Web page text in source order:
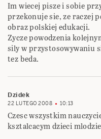
Im wiecej pisze i sobie
przekonuje sie, ze raczej
obraz polskiej edukacji.
Zycze powodzenia
sily w przystosowywaniu
tez beda.
Dzidek
22 LUTEGO 2008 10:13
Czesc wszystkim
ksztalcacym dzieci